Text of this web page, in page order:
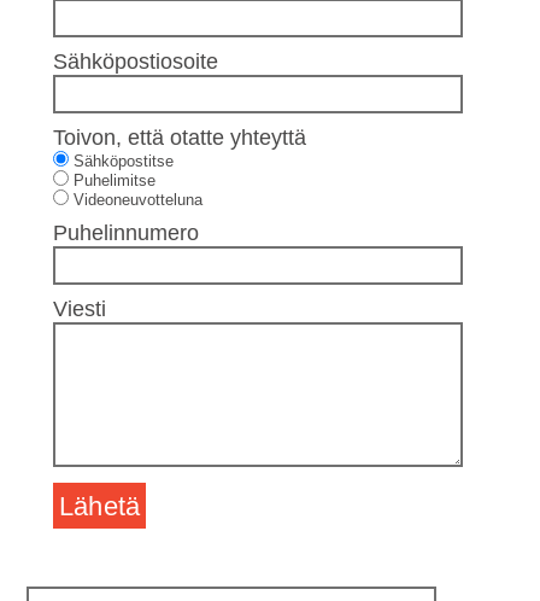
Sähköpostiosoite
Toivon, että otatte yhteyttä
Sähköpostitse
Puhelimitse
Videoneuvotteluna
Puhelinnumero
Viesti
Lähetä